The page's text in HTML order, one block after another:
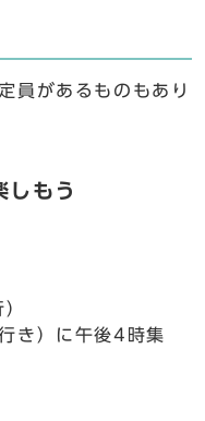
員があるものもあり
しもう
き）に午後4時集